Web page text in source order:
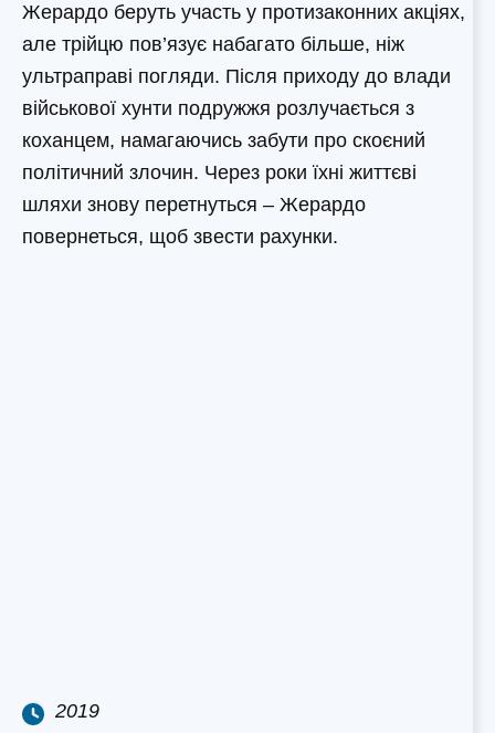
Жерардо беруть участь у протизаконних акціях,
але трійцю пов’язує набагато більше, ніж
ультраправі погляди. Після приходу до влади
військової хунти подружжя розлучається з
коханцем, намагаючись забути про скоєний
політичний злочин. Через роки їхні життєві
шляхи знову перетнуться – Жерардо
повернеться, щоб звести рахунки.
2019